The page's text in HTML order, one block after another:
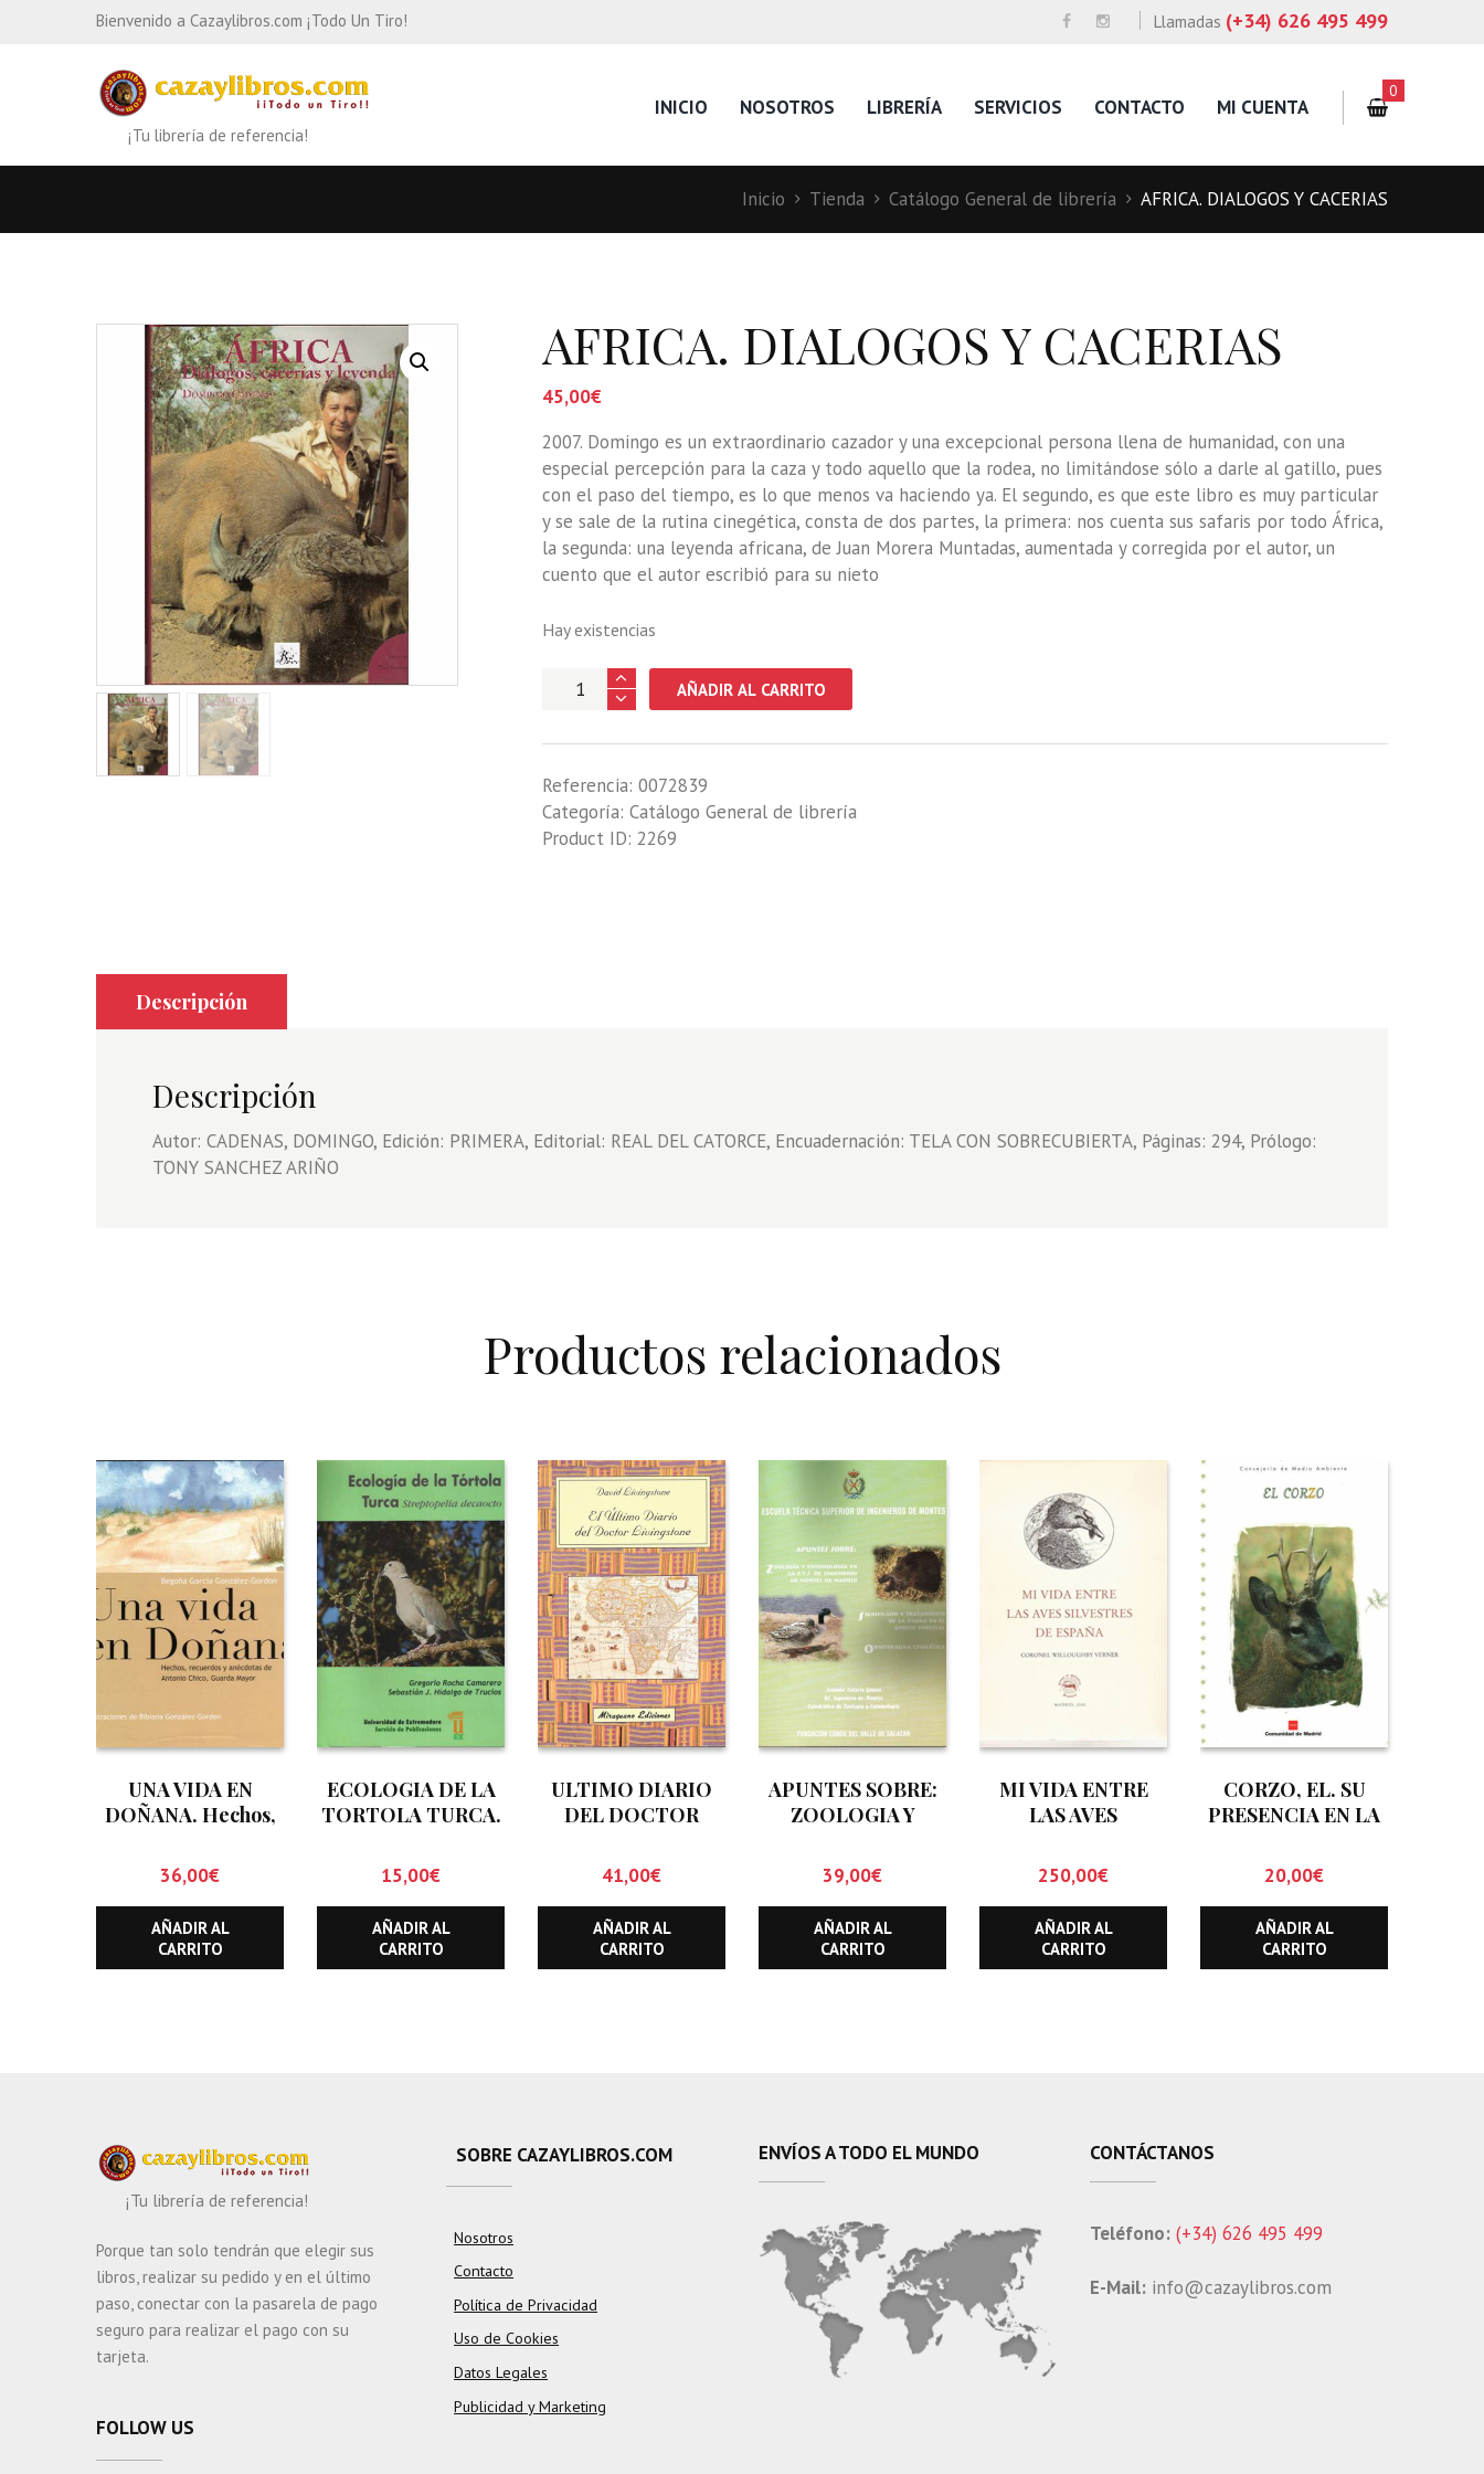
Bienvenido a Cazaylibros.com ¡Todo Un Tiro! Llamadas (+34) 626 495 499
¡Tu librería de referencia!
INICIO NOSOTROS LIBRERÍA SERVICIOS CONTACTO MI CUENTA
0
Inicio Tienda Catálogo General de librería AFRICA. DIALOGOS Y CACERIAS
AFRICA. DIALOGOS Y CACERIAS
45,00€
2007. Domingo es un extraordinario cazador y una excepcional persona llena de humanidad, con una
especial percepción para la caza y todo aquello que la rodea, no limitándose sólo a darle al gatillo, pues
con el paso del tiempo, es lo que menos va haciendo ya. El segundo, es que este libro es muy particular
y se sale de la rutina cinegética, consta de dos partes, la primera: nos cuenta sus safaris por todo África,
la segunda: una leyenda africana, de Juan Morera Muntadas, aumentada y corregida por el autor, un
cuento que el autor escribió para su nieto
Hay existencias
AFRICA.
DIALOGOS
cantidad
AÑADIR AL CARRITO
Referencia: 0072839
Categoría: Catálogo General de librería
Product ID: 2269
Descripción
Descripción
Autor: CADENAS, DOMINGO, Edición: PRIMERA, Editorial: REAL DEL CATORCE, Encuadernación: TELA CON SOBRECUBIERTA, Páginas: 294, Prólogo:
TONY SANCHEZ ARIÑO
Productos relacionados
UNA VIDA EN
DOÑANA. Hechos,
anécdotas de
Antonio Chico.
Guarda Mayor
36,00€
AÑADIR AL
CARRITO
ECOLOGIA DE LA
TORTOLA TURCA.
DECAOCTO
15,00€
AÑADIR AL
CARRITO
ULTIMO DIARIO
DEL DOCTOR
41,00€
AÑADIR AL
CARRITO
APUNTES SOBRE:
ZOOLOGIA Y
LA E.T.S. DE
INGENIEROS DE
MONTES DE
MADRID.
SIGNIFICADO Y
39,00€
AÑADIR AL
CARRITO
MI VIDA ENTRE
LAS AVES
ESPAÑA
250,00€
AÑADIR AL
CARRITO
CORZO, EL. SU
PRESENCIA EN LA
MADRID
20,00€
AÑADIR AL
CARRITO
¡Tu librería de referencia!
Porque tan solo tendrán que elegir sus
libros, realizar su pedido y en el último
paso, conectar con la pasarela de pago
seguro para realizar el pago con su
tarjeta.
FOLLOW US
SOBRE CAZAYLIBROS.COM
Nosotros
Contacto
Política de Privacidad
Uso de Cookies
Datos Legales
Publicidad y Marketing
ENVÍOS A TODO EL MUNDO CONTÁCTANOS
Teléfono: (+34) 626 495 499
E-Mail: info@cazaylibros.com